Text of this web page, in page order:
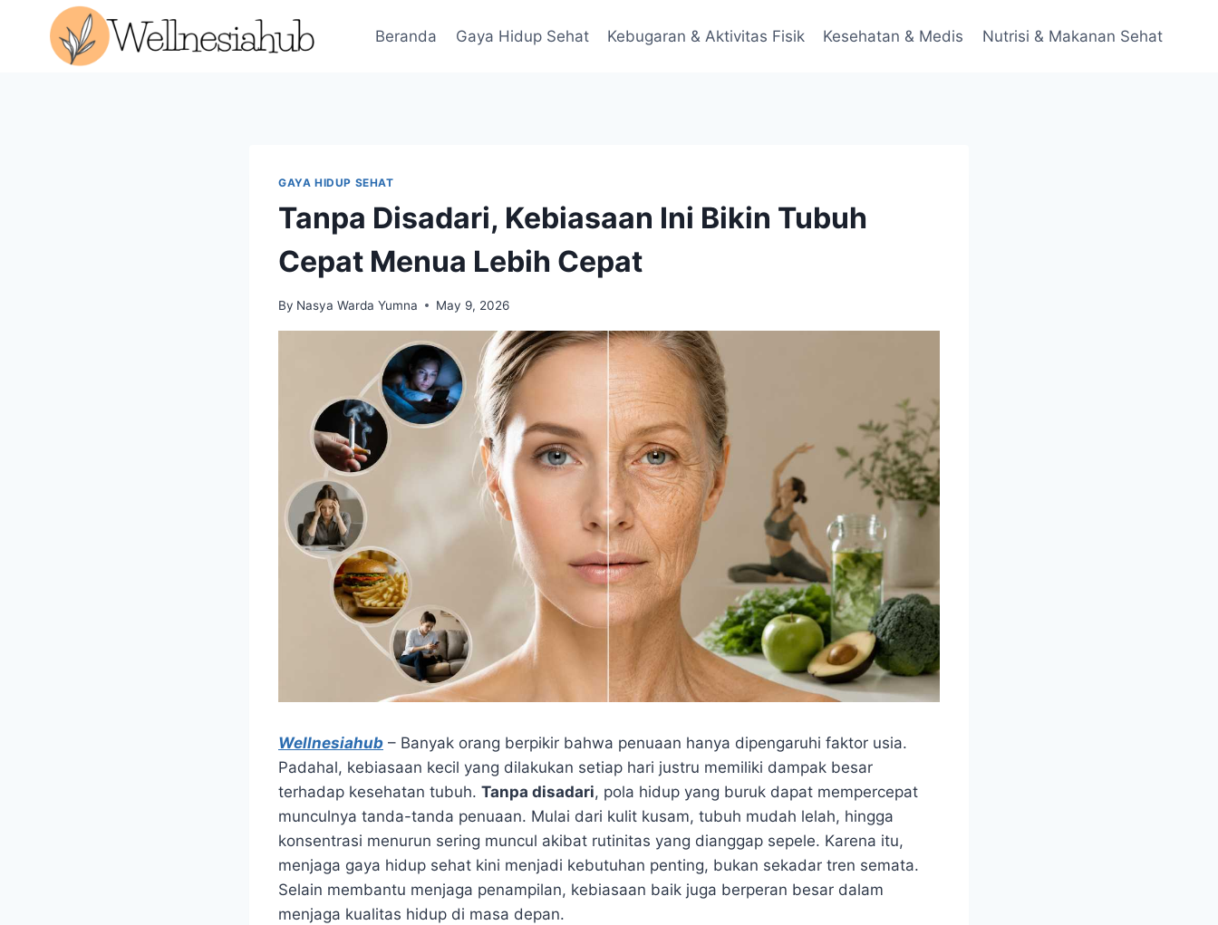
Beranda Gaya Hidup Sehat Kebugaran & Aktivitas Fisik Kesehatan & Medis Nutrisi & Makanan Sehat
GAYA HIDUP SEHAT
Tanpa Disadari, Kebiasaan Ini Bikin Tubuh
Cepat Menua Lebih Cepat
By Nasya Warda Yumna May 9, 2026
Wellnesiahub – Banyak orang berpikir bahwa penuaan hanya dipengaruhi faktor usia.
Padahal, kebiasaan kecil yang dilakukan setiap hari justru memiliki dampak besar
terhadap kesehatan tubuh. Tanpa disadari, pola hidup yang buruk dapat mempercepat
munculnya tanda-tanda penuaan. Mulai dari kulit kusam, tubuh mudah lelah, hingga
konsentrasi menurun sering muncul akibat rutinitas yang dianggap sepele. Karena itu,
menjaga gaya hidup sehat kini menjadi kebutuhan penting, bukan sekadar tren semata.
Selain membantu menjaga penampilan, kebiasaan baik juga berperan besar dalam
menjaga kualitas hidup di masa depan.